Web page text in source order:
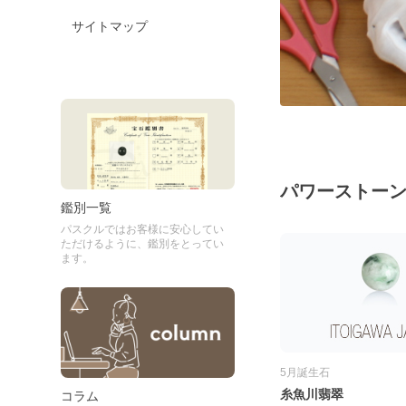
サイトマップ
鑑別一覧
パスクルではお客様に安心してい
ただけるように、鑑別をとってい
ます。
コラム
パワーストー
5月誕生石
糸魚川翡翠